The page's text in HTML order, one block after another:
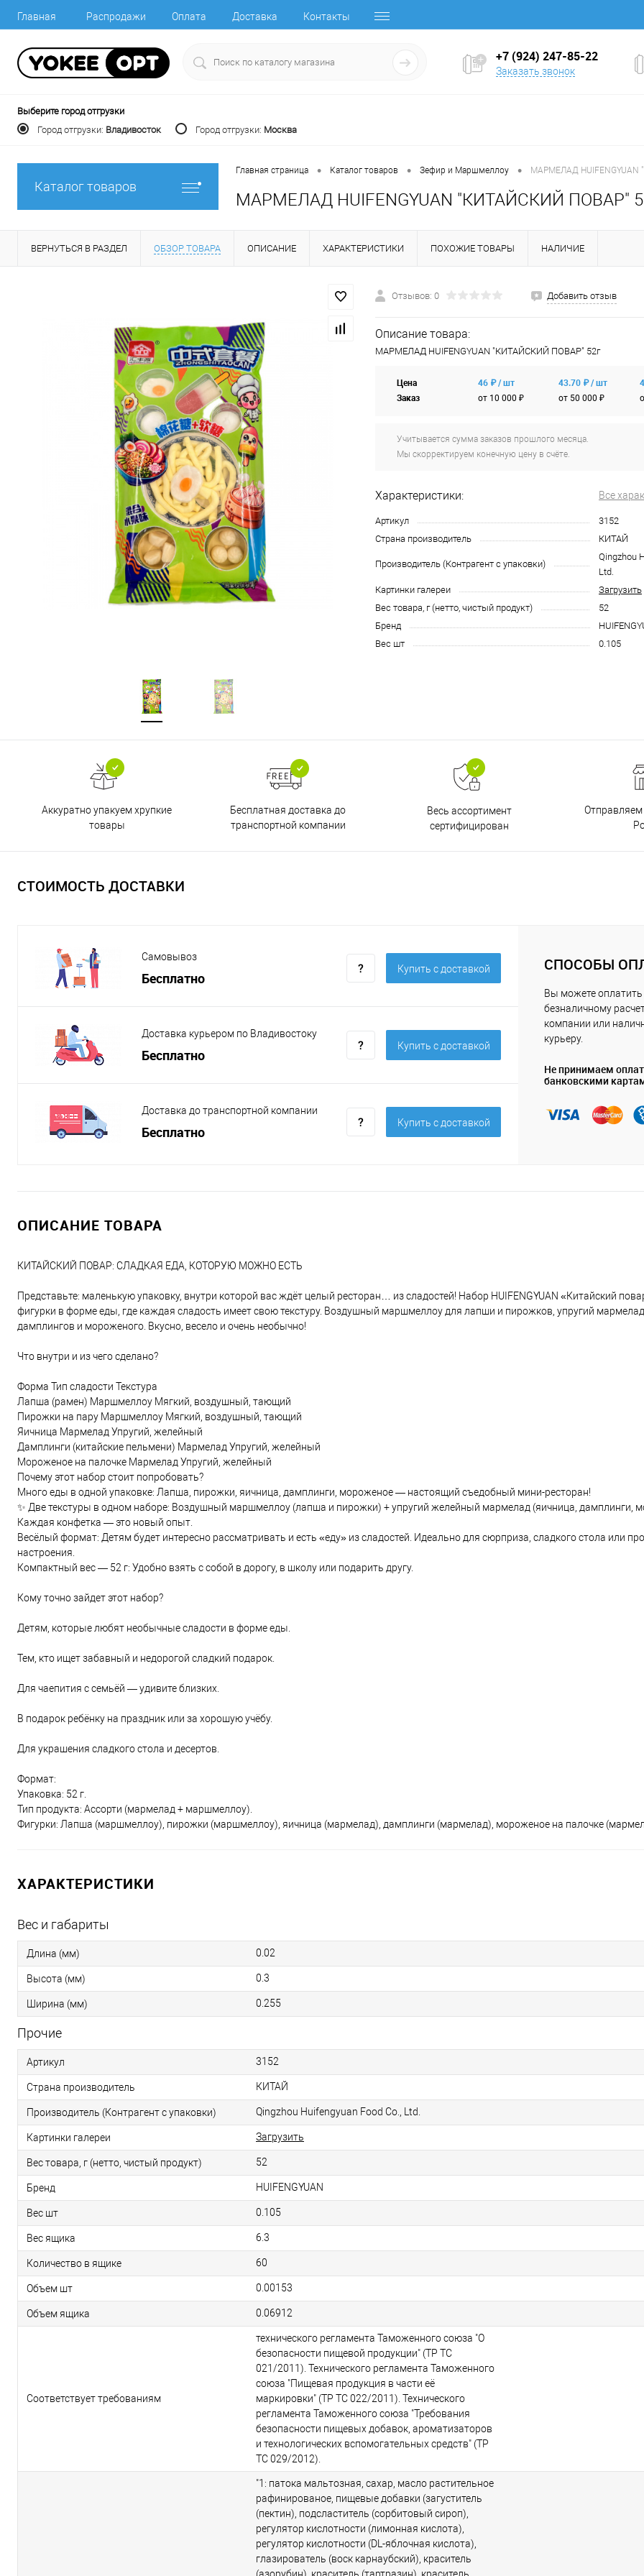
Главная Распродажи Оплата Доставка Контакты
+7 (924) 247-85-22
Заказать звонок
Выберите город отгрузки
Город отгрузки: Владивосток Город отгрузки: Москва
Каталог товаров
Главная страница • Каталог товаров • Зефир и Маршмеллоу • МАРМЕЛАД
МАРМЕЛАД HUIFENGYUAN "КИТАЙСКИЙ ПОВАР"
ВЕРНУТЬСЯ В РАЗДЕЛ ОБЗОР ТОВАРА ОПИСАНИЕ ХАРАКТЕРИСТИКИ ПОХОЖИЕ ТОВАРЫ НАЛИЧИЕ
Отзывов: 0 Добавить отзыв
Описание товара:
МАРМЕЛАД HUIFENGYUAN "КИТАЙСКИЙ ПОВАР" 52г
Цена
Заказ
46 ₽ / шт
от 10 000 ₽
43.70 ₽ / шт
от 50 000 ₽
Учитывается сумма заказов прошлого месяца.
Мы скорректируем конечную цену в счёте.
Характеристики: Все
Артикул
3152
Страна производитель
КИТАЙ
Производитель (Контрагент с упаковки)
Qingzhou
Ltd.
Картинки галереи
Загрузить
Вес товара, г (нетто, чистый продукт)
52
Бренд
Вес шт
0.105
Аккуратно упакуем хрупкие
товары
Бесплатная доставка до
транспортной компании
Весь ассортимент
сертифицирован
Отправляем
СТОИМОСТЬ ДОСТАВКИ
Самовывоз
Бесплатно
Купить c доставкой
Доставка курьером по Владивостоку
Бесплатно
Купить c доставкой
Доставка до транспортной компании
Бесплатно
Купить c доставкой
СПОСОБЫ
Вы можете оплатить
безналичному
компании или
курьеру.
Не принимаем
банковскими
ОПИСАНИЕ ТОВАРА
КИТАЙСКИЙ ПОВАР: СЛАДКАЯ ЕДА, КОТОРУЮ МОЖНО ЕСТЬ
Представьте: маленькую упаковку, внутри которой вас ждёт целый ресторан… из сладостей! Набор HUIFENGYUAN «Китайский
фигурки в форме еды, где каждая сладость имеет свою текстуру. Воздушный маршмеллоу для лапши и пирожков, упругий
дамплингов и мороженого. Вкусно, весело и очень необычно!
Что внутри и из чего сделано?
Форма Тип сладости Текстура
Лапша (рамен) Маршмеллоу Мягкий, воздушный, тающий
Пирожки на пару Маршмеллоу Мягкий, воздушный, тающий
Яичница Мармелад Упругий, желейный
Дамплинги (китайские пельмени) Мармелад Упругий, желейный
Мороженое на палочке Мармелад Упругий, желейный
Почему этот набор стоит попробовать?
Много еды в одной упаковке: Лапша, пирожки, яичница, дамплинги, мороженое — настоящий съедобный мини-ресторан!
✨ Две текстуры в одном наборе: Воздушный маршмеллоу (лапша и пирожки) + упругий желейный мармелад (яичница, дамплинги,
Каждая конфетка — это новый опыт.
Весёлый формат: Детям будет интересно рассматривать и есть «еду» из сладостей. Идеально для сюрприза, сладкого стола или
настроения.
Компактный вес — 52 г: Удобно взять с собой в дорогу, в школу или подарить другу.
Кому точно зайдет этот набор?
Детям, которые любят необычные сладости в форме еды.
Тем, кто ищет забавный и недорогой сладкий подарок.
Для чаепития с семьёй — удивите близких.
В подарок ребёнку на праздник или за хорошую учёбу.
Для украшения сладкого стола и десертов.
Формат:
Упаковка: 52 г.
Тип продукта: Ассорти (мармелад + маршмеллоу).
Фигурки: Лапша (маршмеллоу), пирожки (маршмеллоу), яичница (мармелад), дамплинги (мармелад), мороженое на палочке
ХАРАКТЕРИСТИКИ
Вес и габариты
Длина (мм) 0.02
Высота (мм) 0.3
Ширина (мм) 0.255
Прочие
Артикул 3152
Страна производитель КИТАЙ
Производитель (Контрагент с упаковки) Qingzhou Huifengyuan Food Co., Ltd.
Картинки галереи Загрузить
Вес товара, г (нетто, чистый продукт) 52
Бренд HUIFENGYUAN
Вес шт 0.105
Вес ящика 6.3
Количество в ящике 60
Объем шт 0.00153
Объем ящика 0.06912
Соответствует требованиям
технического регламента Таможенного союза "О
безопасности пищевой продукции" (ТР ТС
021/2011). Технического регламента Таможенного
союза "Пищевая продукция в части её
маркировки" (ТР ТС 022/2011). Технического
регламента Таможенного союза "Требования
безопасности пищевых добавок, ароматизаторов
и технологических вспомогательных средств" (ТР
ТС 029/2012).
"1: патока мальтозная, сахар, масло растительное
рафинированое, пищевые добавки (загуститель
(пектин), подсластитель (сорбитовый сироп),
регулятор кислотности (лимонная кислота),
регулятор кислотности (DL-яблочная кислота),
глазирователь (воск карнаубский), краситель